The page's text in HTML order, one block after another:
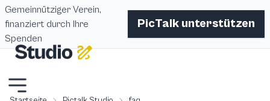
Gemeinnütziger Verein,
finanziert durch Ihre
Spenden
PicTalk unterstützen